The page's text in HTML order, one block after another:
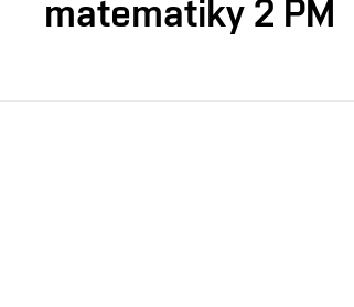
matematiky 2 PM